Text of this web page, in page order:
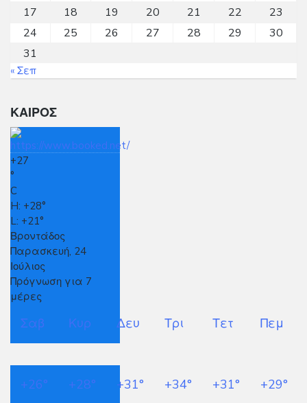
17
18 19 20 21 22
23
24
25 26 27 28 29
30
31
« Σεπ
ΚΑΙΡΟΣ
+27
°
C
H: +28°
L: +21°
Βροντάδος
Παρασκευή, 24
Ιούλιος
Πρόγνωση για 7
μέρες
Σαβ Κυρ Δευ Τρι Τετ Πεμ
+26° +28° +31° +34° +31° +29°